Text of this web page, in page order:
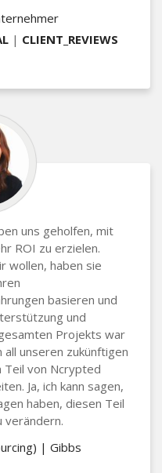
| CLIENT_REVIEWS
uns geholfen, mit
ROI zu erzielen.
wollen, haben sie
basieren und
und
Projekts war
unseren zukünftigen
Teil von Ncrypted
Ja, ich kann sagen,
haben, diesen Teil
verändern.
| Gibbs